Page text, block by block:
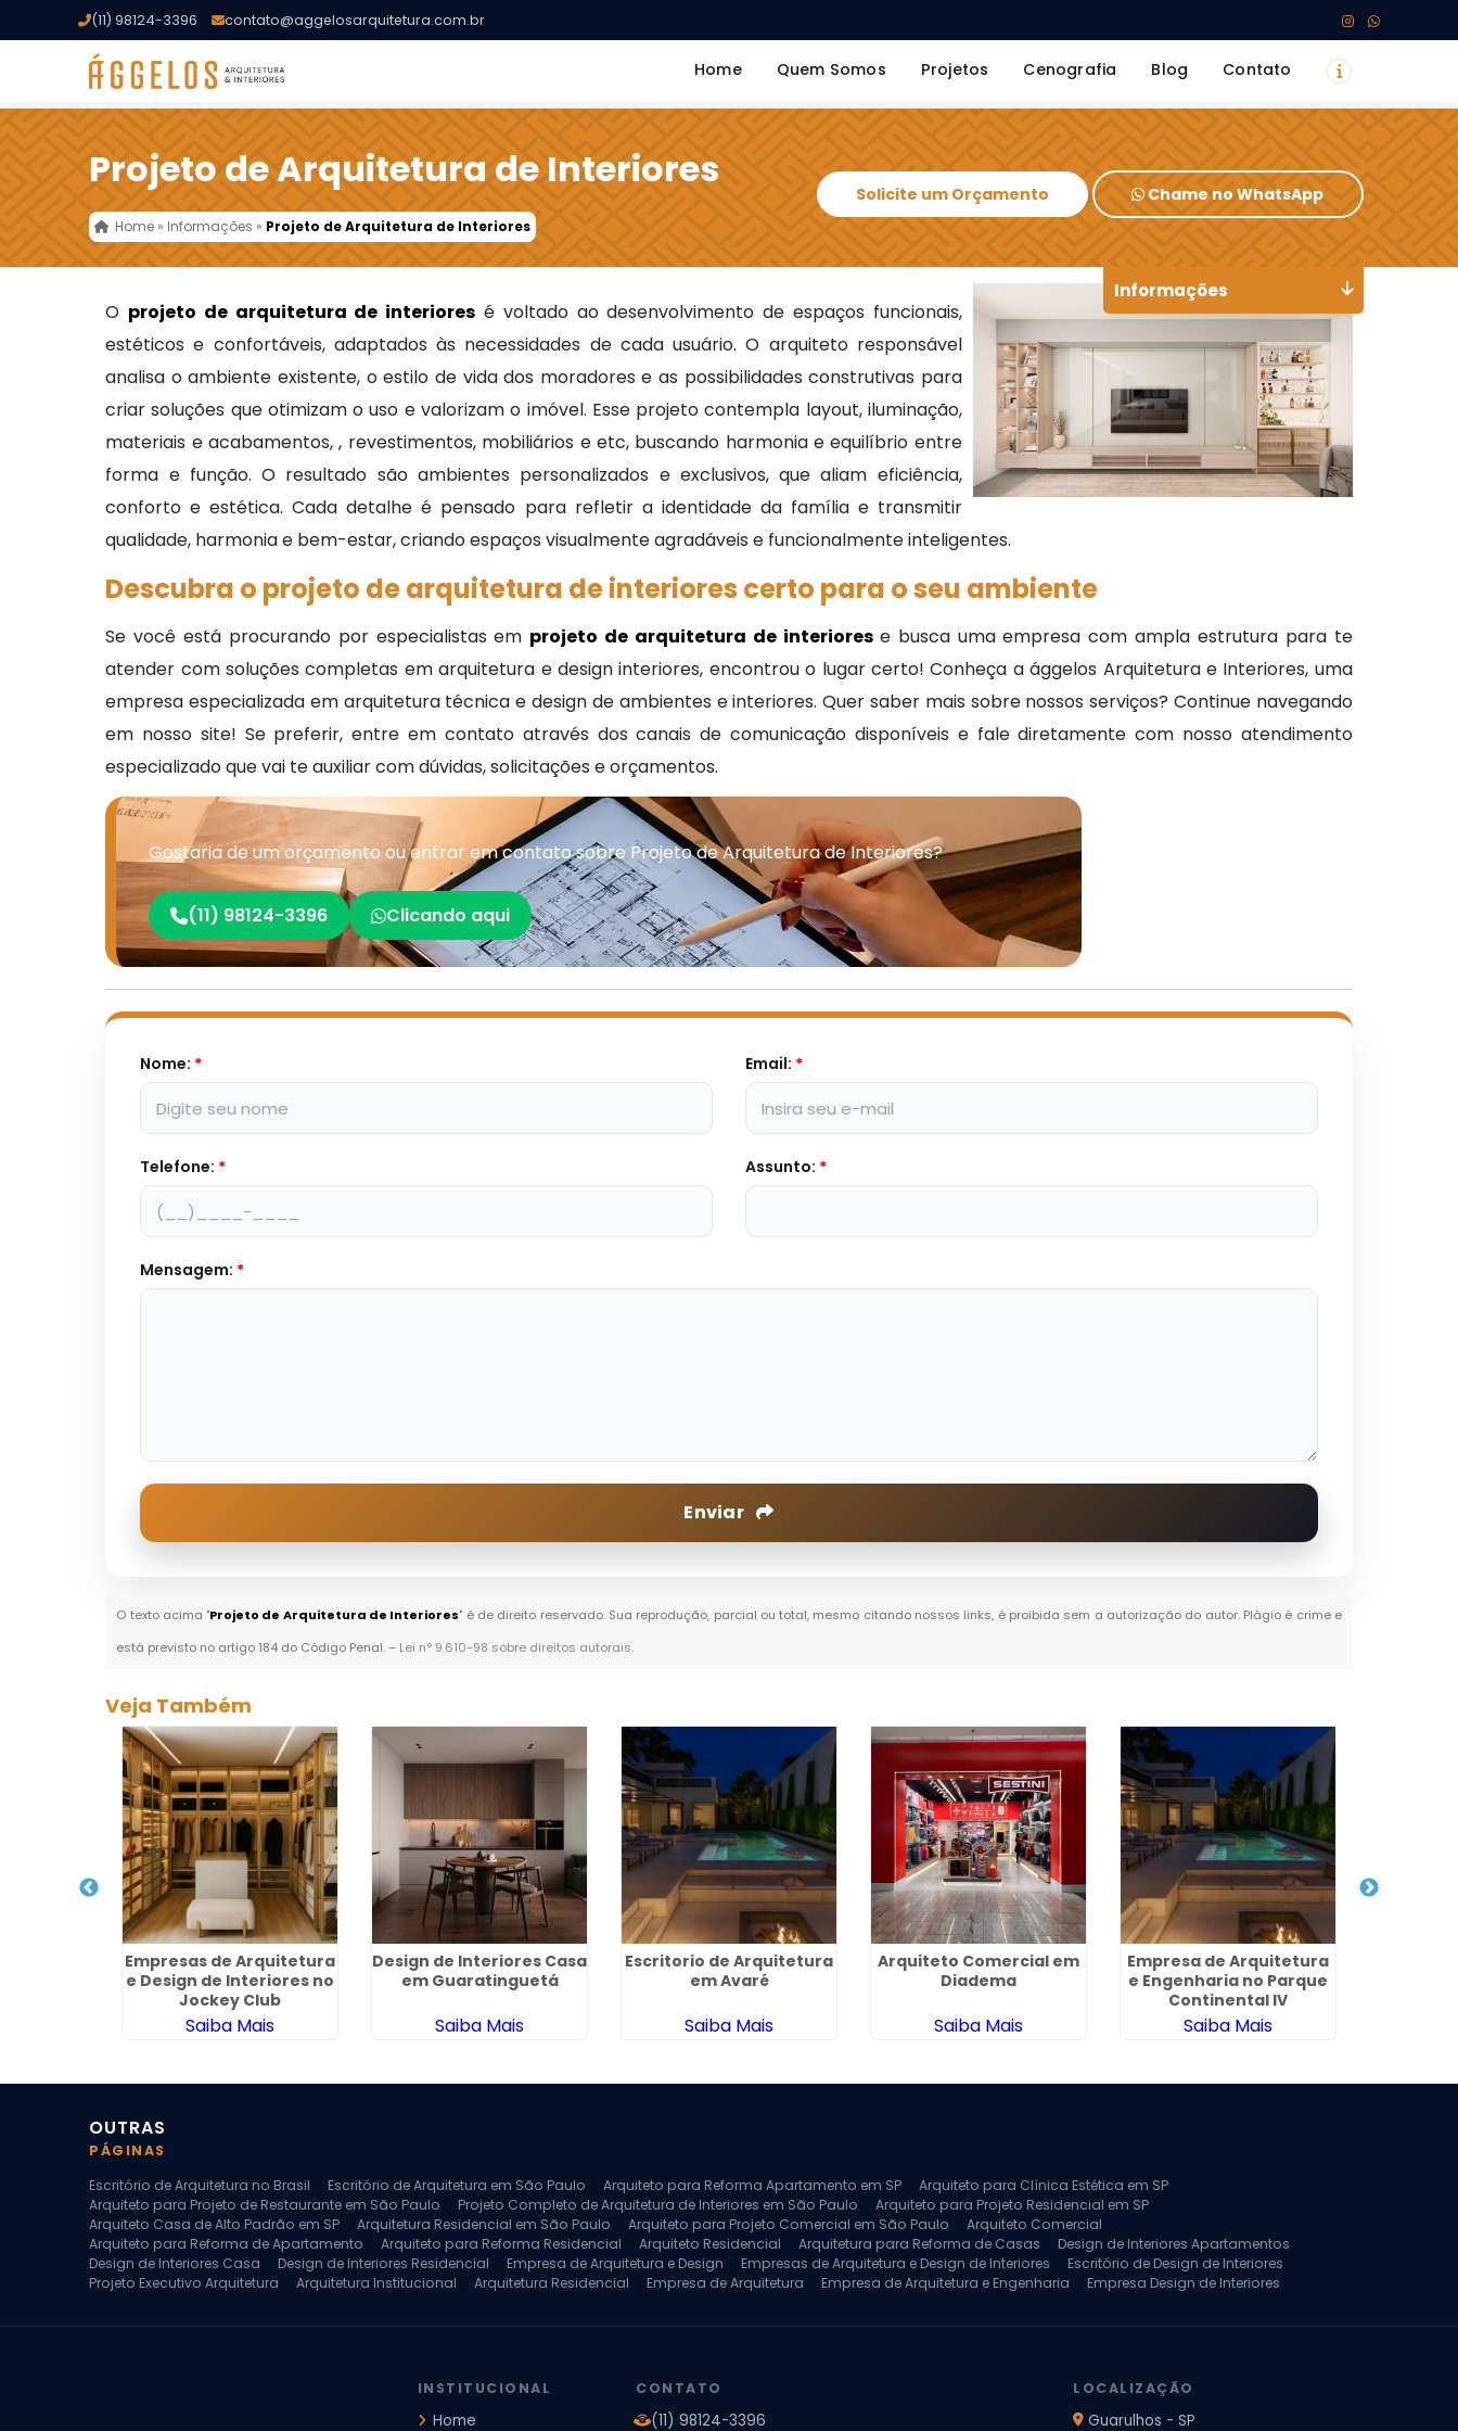
(11) 98124-3396 contato@aggelosarquitetura.com.br
Home Quem Somos Projetos Cenografia Blog Contato
Projeto de Arquitetura de Interiores
Home » Informações » Projeto de Arquitetura de Interiores
Solicite um Orçamento Chame no WhatsApp
O projeto de arquitetura de interiores é voltado ao desenvolvimento de espaços funcionais,
estéticos e confortáveis, adaptados às necessidades de cada usuário. O arquiteto responsável
analisa o ambiente existente, o estilo de vida dos moradores e as possibilidades construtivas para
criar soluções que otimizam o uso e valorizam o imóvel. Esse projeto contempla layout, iluminação,
materiais e acabamentos, , revestimentos, mobiliários e etc, buscando harmonia e equilíbrio entre
forma e função. O resultado são ambientes personalizados e exclusivos, que aliam eficiência,
conforto e estética. Cada detalhe é pensado para refletir a identidade da família e transmitir
qualidade, harmonia e bem-estar, criando espaços visualmente agradáveis e funcionalmente inteligentes.
Descubra o projeto de arquitetura de interiores certo para o seu ambiente
Se você está procurando por especialistas em projeto de arquitetura de interiores e busca uma empresa com ampla estrutura para te
atender com soluções completas em arquitetura e design interiores, encontrou o lugar certo! Conheça a ággelos Arquitetura e Interiores, uma
empresa especializada em arquitetura técnica e design de ambientes e interiores. Quer saber mais sobre nossos serviços? Continue navegando
em nosso site! Se preferir, entre em contato através dos canais de comunicação disponíveis e fale diretamente com nosso atendimento
especializado que vai te auxiliar com dúvidas, solicitações e orçamentos.
Gostaria de um orçamento ou entrar em contato sobre Projeto de Arquitetura de Interiores?
(11) 98124-3396 Clicando aqui
Nome: * Email: *
Telefone: * Assunto: *
Mensagem: *
Enviar
O texto acima "Projeto de Arquitetura de Interiores" é de direito reservado. Sua reprodução, parcial ou total, mesmo citando nossos links, é proibida sem a autorização do autor. Plágio é crime e
está previsto no artigo 184 do Código Penal. – Lei n° 9.610-98 sobre direitos autorais.
Informações
Veja Também
Empresas de Arquitetura
e Design de Interiores no
Jockey Club
Saiba Mais
Design de Interiores Casa
em Guaratinguetá
Saiba Mais
Escritorio de Arquitetura
em Avaré
Saiba Mais
Arquiteto Comercial em
Diadema
Saiba Mais
Empresa de Arquitetura
e Engenharia no Parque
Continental IV
Saiba Mais
OUTRAS
PÁGINAS
Escritório de Arquitetura no Brasil
Escritório de Arquitetura em São Paulo Arquiteto para Reforma Apartamento em SP
Arquiteto para Clínica Estética em SP
Arquiteto para Projeto de Restaurante em São Paulo
Projeto Completo de Arquitetura de Interiores em São Paulo
Arquiteto para Projeto Residencial em SP
Arquiteto Casa de Alto Padrão em SP
Arquitetura Residencial em São Paulo Arquiteto para Projeto Comercial em São Paulo
Arquiteto Comercial
Arquiteto para Reforma de Apartamento
Arquiteto para Reforma Residencial Arquiteto Residencial Arquitetura para Reforma de Casas
Design de Interiores Apartamentos
Design de Interiores Casa
Design de Interiores Residencial Empresa de Arquitetura e Design Empresas de Arquitetura e Design de Interiores
Escritório de Design de Interiores
Projeto Executivo Arquitetura
Arquitetura Institucional Arquitetura Residencial Empresa de Arquitetura Empresa de Arquitetura e Engenharia
Empresa Design de Interiores
INSTITUCIONAL
Home
CONTATO
(11) 98124-3396
LOCALIZAÇÃO
Guarulhos - SP